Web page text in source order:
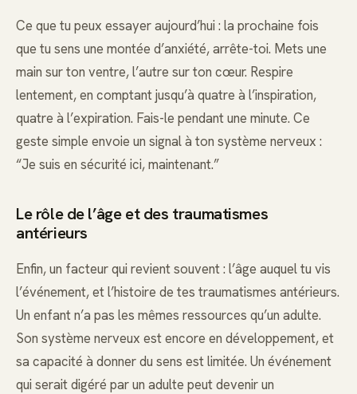
Ce que tu peux essayer aujourd’hui : la prochaine fois
que tu sens une montée d’anxiété, arrête-toi. Mets une
main sur ton ventre, l’autre sur ton cœur. Respire
lentement, en comptant jusqu’à quatre à l’inspiration,
quatre à l’expiration. Fais-le pendant une minute. Ce
geste simple envoie un signal à ton système nerveux :
“Je suis en sécurité ici, maintenant.”
Le rôle de l’âge et des traumatismes
antérieurs
Enfin, un facteur qui revient souvent : l’âge auquel tu vis
l’événement, et l’histoire de tes traumatismes antérieurs.
Un enfant n’a pas les mêmes ressources qu’un adulte.
Son système nerveux est encore en développement, et
sa capacité à donner du sens est limitée. Un événement
qui serait digéré par un adulte peut devenir un